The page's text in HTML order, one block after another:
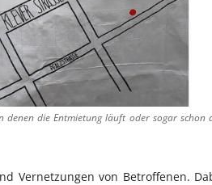
die Entmietung läuft oder sogar schon
Vernetzungen von Betroffenen.